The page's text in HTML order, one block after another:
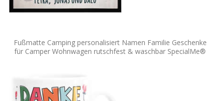
Fußmatte Camping personalisiert Namen Familie Geschenke
für Camper Wohnwagen rutschfest & waschbar SpecialMe®